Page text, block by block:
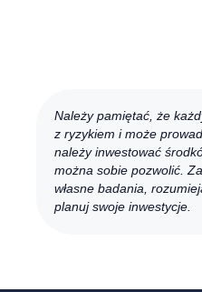
Należy pamiętać, że
z ryzykiem i może
należy inwestować
można sobie pozwolić.
własne badania,
planuj swoje inwestycje.